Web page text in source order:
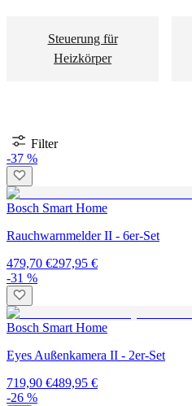
Steuerung für
Heizkörper
Filter
-37 %
Bosch Smart Home
Rauchwarnmelder II - 6er-Set
479,70 €297,95 €
-31 %
Bosch Smart Home
Eyes Außenkamera II - 2er-Set
719,90 €489,95 €
-26 %